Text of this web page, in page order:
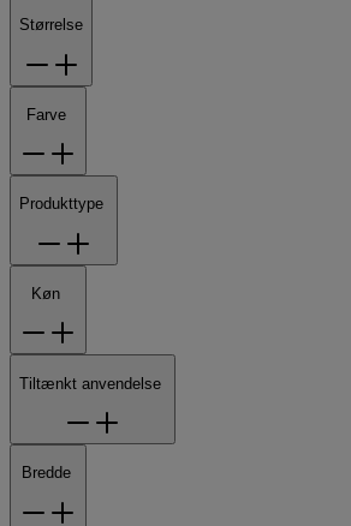
Størrelse
Farve
Produkttype
Køn
Tiltænkt anvendelse
Bredde